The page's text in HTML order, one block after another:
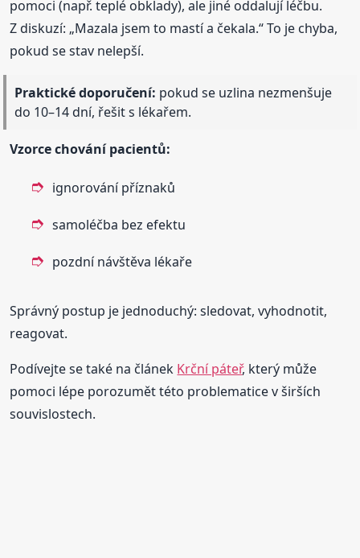
pomoci (např. teplé obklady), ale jiné oddalují léčbu.
Z diskuzí: „Mazala jsem to mastí a čekala.“ To je chyba,
pokud se stav nelepší.
Praktické doporučení: pokud se uzlina nezmenšuje
do 10–14 dní, řešit s lékařem.
Vzorce chování pacientů:
ignorování příznaků
samoléčba bez efektu
pozdní návštěva lékaře
Správný postup je jednoduchý: sledovat, vyhodnotit,
reagovat.
Podívejte se také na článek Krční páteř, který může
pomoci lépe porozumět této problematice v širších
souvislostech.